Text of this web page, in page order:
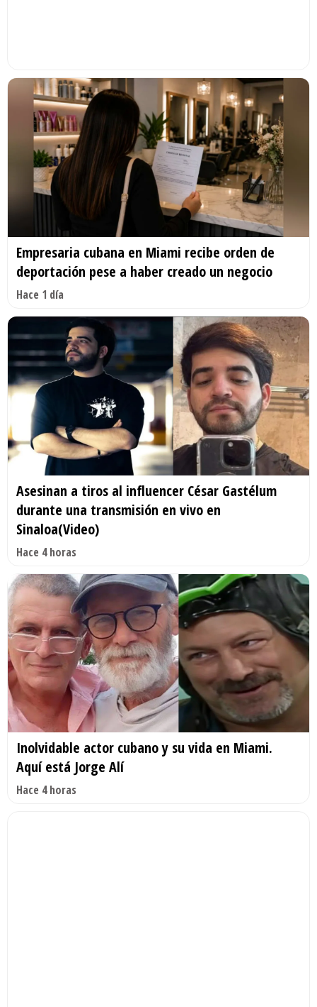
Empresaria cubana en Miami recibe orden de
deportación pese a haber creado un negocio
Hace 1 día
Asesinan a tiros al influencer César Gastélum
durante una transmisión en vivo en
Sinaloa(Video)
Hace 4 horas
Inolvidable actor cubano y su vida en Miami.
Aquí está Jorge Alí
Hace 4 horas